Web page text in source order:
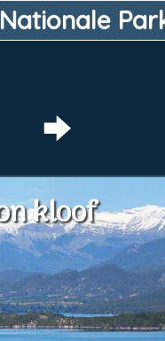
Nationale
kloof